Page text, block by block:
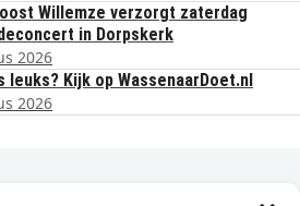
Willemze verzorgt zaterdag
in Dorpskerk
2026
leuks? Kijk op WassenaarDoet.nl
2026